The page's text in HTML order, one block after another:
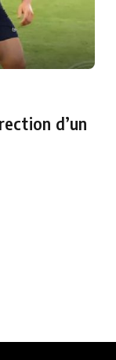
d’un